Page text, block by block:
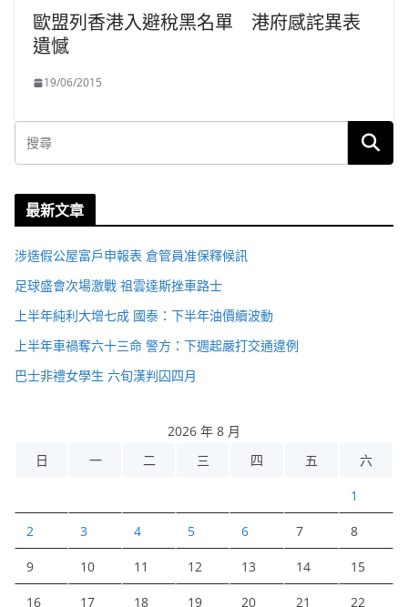
歐盟列香港入避稅黑名單 港府感詫異表
遺憾
19/06/2015
最新文章
涉造假公屋富戶申報表 倉管員准保釋候訊
足球盛會次場激戰 祖雲達斯挫車路士
上半年純利大增七成 國泰：下半年油價續波動
上半年車禍奪六十三命 警方：下週起嚴打交通違例
巴士非禮女學生 六旬漢判囚四月
2026 年 8 月
日
一 二 三 四 五 六
1
2 3 4 5 6 7 8
9 10 11 12 13 14 15
16 17 18 19 20 21 22